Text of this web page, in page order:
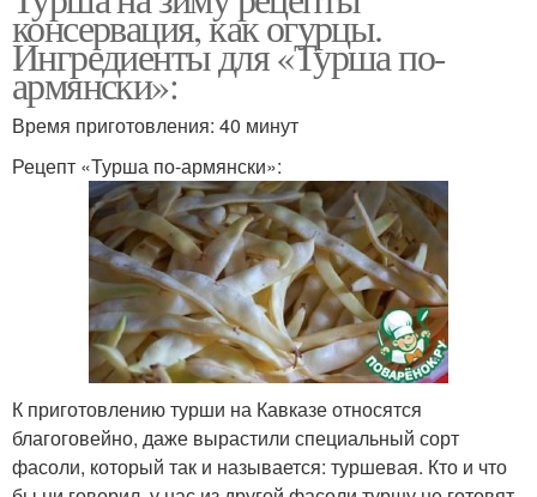
консервация, как огурцы.
Ингредиенты для «Турша по-
армянски»:
Время приготовления: 40 минут
Рецепт «Турша по-армянски»:
К приготовлению турши на Кавказе относятся
благоговейно, даже вырастили специальный сорт
фасоли, который так и называется: туршевая. Кто и что